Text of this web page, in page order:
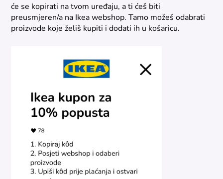
će se kopirati na tvom uređaju, a ti ćeš biti
preusmjeren/a na Ikea webshop. Tamo možeš odabrati
proizvode koje želiš kupiti i dodati ih u košaricu.